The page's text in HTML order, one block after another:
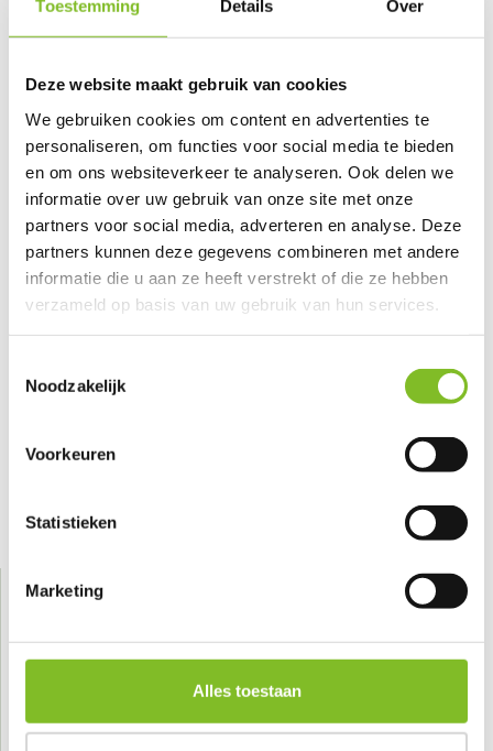
Toestemming Details Over
Deze website maakt gebruik van cookies
We gebruiken cookies om content en advertenties te
personaliseren, om functies voor social media te bieden
en om ons websiteverkeer te analyseren. Ook delen we
informatie over uw gebruik van onze site met onze
partners voor social media, adverteren en analyse. Deze
partners kunnen deze gegevens combineren met andere
informatie die u aan ze heeft verstrekt of die ze hebben
verzameld op basis van uw gebruik van hun services.
Noodzakelijk
Voorkeuren
Statistieken
Marketing
Alles toestaan
Puppy Brown Mutt
€39,95
Incl. btw
Puppy Brown and
white
€39,95
Incl. btw
€25,99
Incl. btw
Schrijf je eigen review
Gerelateerde producten